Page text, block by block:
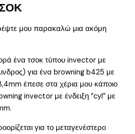
μου παρακαλώ μια ακόμη
ένα τσοκ τύπου invector με
για ένα browning b425 με
έπεσε στα χέρια μου κάποιο
invector με ένδειξη ”cyl” με
για το μεταγενέστερο